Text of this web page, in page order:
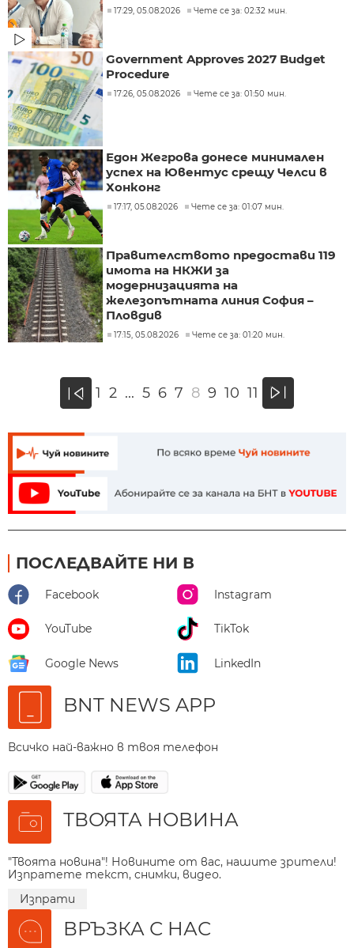
17:29, 05.08.2026 Чете се за: 02:32 мин.
Government Approves 2027 Budget
Procedure
17:26, 05.08.2026 Чете се за: 01:50 мин.
Едон Жегрова донесе минимален
успех на Ювентус срещу Челси в
Хонконг
17:17, 05.08.2026 Чете се за: 01:07 мин.
Правителството предостави 119
имота на НКЖИ за
модернизацията на
железопътната линия София –
Пловдив
17:15, 05.08.2026 Чете се за: 01:20 мин.
« 1 2 ... 5 6 7 8 9 10 11 »
ПОСЛЕДВАЙТЕ НИ В
Facebook Instagram
YouTube TikTok
Google News LinkedIn
BNT NEWS APP
Всичко най-важно в твоя телефон
ТВОЯТА НОВИНА
"Твоята новина"! Новините от вас, нашите зрители!
Изпратете текст, снимки, видео.
Изпрати
ВРЪЗКА С НАС